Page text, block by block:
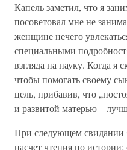
Капель заметил, что я
посоветовал мне не
женщине нечего
специальными
взгляда на науку. Когда я
чтобы помогать своему
цель, прибавив, что
и развитой матерью –
При следующем свидании
насчет чтения по истории;